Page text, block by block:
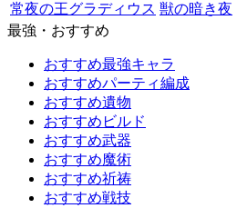
常夜の王グラディウス 獣の暗き夜
最強・おすすめ
おすすめ最強キャラ
おすすめパーティ編成
おすすめ遺物
おすすめビルド
おすすめ武器
おすすめ魔術
おすすめ祈祷
おすすめ戦技